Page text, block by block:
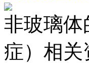
非玻璃体
症）相关